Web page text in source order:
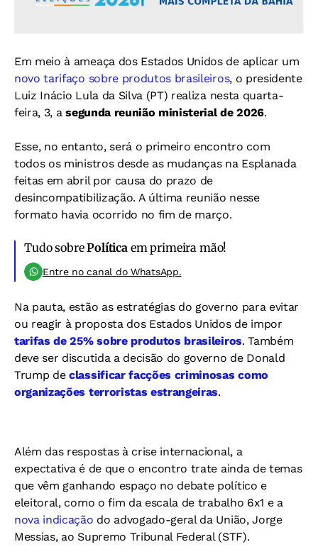
Em meio à ameaça dos Estados Unidos de aplicar um
novo tarifaço sobre produtos brasileiros, o presidente
Luiz Inácio Lula da Silva (PT) realiza nesta quarta-
feira, 3, asegunda reunião ministerial de 2026.
Esse, no entanto, será o primeiro encontro com
todos os ministros desde as mudanças na Esplanada
feitas em abril por causa do prazo de
desincompatibilização. A última reunião nesse
formato havia ocorrido no fim de março.
Tudo sobrePolítica em primeira mão!
Entre no canal do WhatsApp.
Na pauta, estão as estratégias do governo para evitar
ou reagir à proposta dos Estados Unidos de impor
tarifas de 25% sobre produtos brasileiros. Também
deve ser discutida a decisão do governo de Donald
Trump declassificar facções criminosas como
organizações terroristas estrangeiras.
Além das respostas à crise internacional, a
expectativa é de que o encontro trate ainda de temas
que vêm ganhando espaço no debate político e
eleitoral, como o fim da escala de trabalho 6x1 e a
nova indicação do advogado-geral da União, Jorge
Messias, ao Supremo Tribunal Federal (STF).